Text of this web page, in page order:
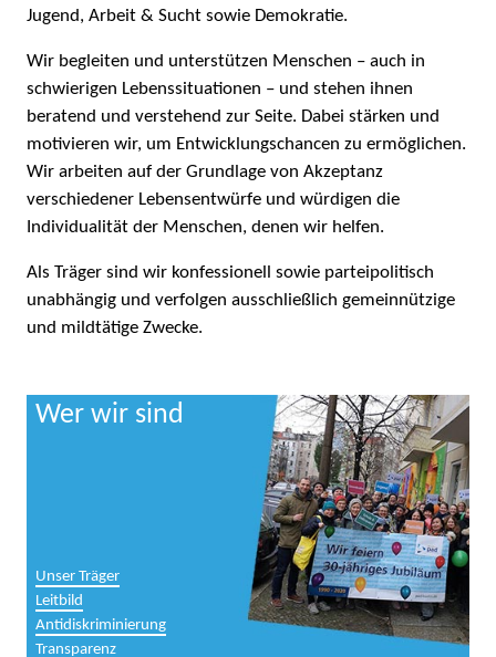
Jugend, Arbeit & Sucht sowie Demokratie.
Wir begleiten und unterstützen Menschen – auch in
schwierigen Lebenssituationen – und stehen ihnen
beratend und verstehend zur Seite. Dabei stärken und
motivieren wir, um Entwicklungschancen zu ermöglichen.
Wir arbeiten auf der Grundlage von Akzeptanz
verschiedener Lebensentwürfe und würdigen die
Individualität der Menschen, denen wir helfen.
Als Träger sind wir konfessionell sowie parteipolitisch
unabhängig und verfolgen ausschließlich gemeinnützige
und mildtätige Zwecke.
Wer wir sind
Unser Träger
Leitbild
Antidiskriminierung
Transparenz